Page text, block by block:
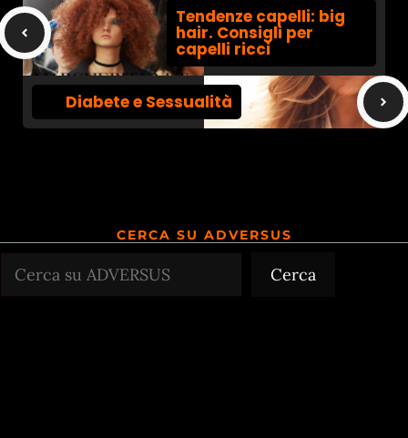
Tendenze capelli: big
hair. Consigli per
capelli ricci
Diabete e Sessualità
CERCA SU ADVERSUS
Cerca